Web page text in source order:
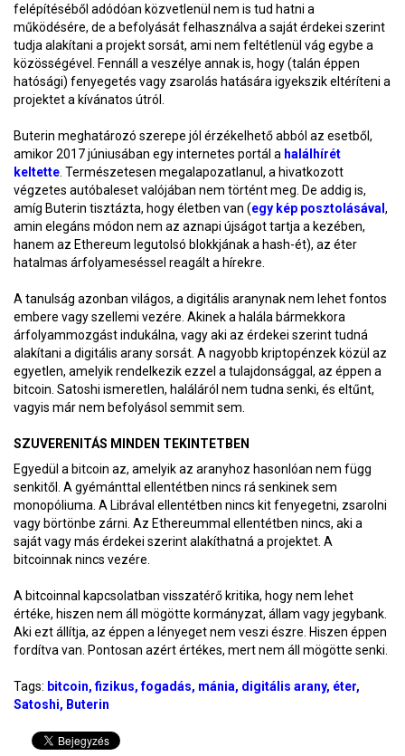
felépítéséből adódóan közvetlenül nem is tud hatni a
működésére, de a befolyását felhasználva a saját érdekei szerint
tudja alakítani a projekt sorsát, ami nem feltétlenül vág egybe a
közösségével. Fennáll a veszélye annak is, hogy (talán éppen
hatósági) fenyegetés vagy zsarolás hatására igyekszik eltéríteni a
projektet a kívánatos útról.
Buterin meghatározó szerepe jól érzékelhető abból az esetből,
amikor 2017 júniusában egy internetes portál a halálhírét
keltette. Természetesen megalapozatlanul, a hivatkozott
végzetes autóbaleset valójában nem történt meg. De addig is,
amíg Buterin tisztázta, hogy életben van (egy kép posztolásával ,
amin elegáns módon nem az aznapi újságot tartja a kezében,
hanem az Ethereum legutolsó blokkjának a hash-ét), az éter
hatalmas árfolyameséssel reagált a hírekre.
A tanulság azonban világos, a digitális aranynak nem lehet fontos
embere vagy szellemi vezére. Akinek a halála bármekkora
árfolyammozgást indukálna, vagy aki az érdekei szerint tudná
alakítani a digitális arany sorsát. A nagyobb kriptopénzek közül az
egyetlen, amelyik rendelkezik ezzel a tulajdonsággal, az éppen a
bitcoin. Satoshi ismeretlen, haláláról nem tudna senki, és eltűnt,
vagyis már nem befolyásol semmit sem.
SZUVERENITÁS MINDEN TEKINTETBEN
Egyedül a bitcoin az, amelyik az aranyhoz hasonlóan nem függ
senkitől. A gyémánttal ellentétben nincs rá senkinek sem
monopóliuma. A Librával ellentétben nincs kit fenyegetni, zsarolni
vagy börtönbe zárni. Az Ethereummal ellentétben nincs, aki a
saját vagy más érdekei szerint alakíthatná a projektet. A
bitcoinnak nincs vezére.
A bitcoinnal kapcsolatban visszatérő kritika, hogy nem lehet
értéke, hiszen nem áll mögötte kormányzat, állam vagy jegybank.
Aki ezt állítja, az éppen a lényeget nem veszi észre. Hiszen éppen
fordítva van. Pontosan azért értékes, mert nem áll mögötte senki.
Tags: bitcoin fizikus fogadás mánia digitális arany éter
Satoshi
Buterin